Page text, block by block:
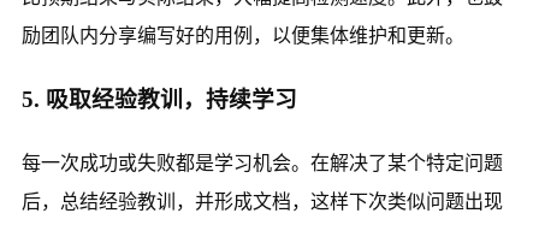
励团队内分享编写好的用例，以便集体维护和更新。
5. 吸取经验教训，持续学习
每一次成功或失败都是学习机会。在解决了某个特定问题
后，总结经验教训，并形成文档，这样下次类似问题出现